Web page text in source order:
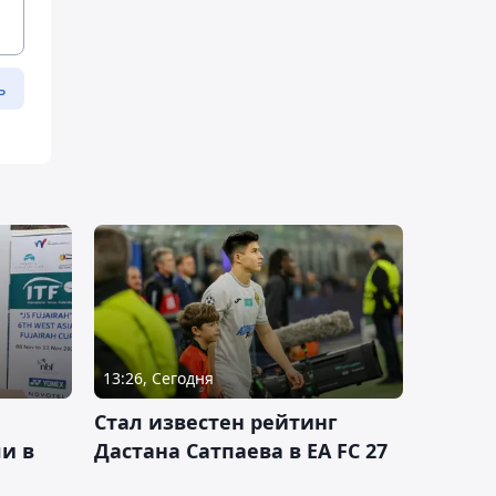
в
13:26, Сегодня
Стал известен рейтинг
Дастана Сатпаева в EA FC 27